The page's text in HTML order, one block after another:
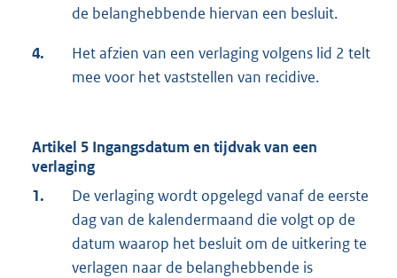
de belanghebbende hiervan een besluit.
4.
Het afzien van een verlaging volgens lid 2 telt
mee voor het vaststellen van recidive.
Artikel 5 Ingangsdatum en tijdvak van een
verlaging
1.
De verlaging wordt opgelegd vanaf de eerste
dag van de kalendermaand die volgt op de
datum waarop het besluit om de uitkering te
verlagen naar de belanghebbende is